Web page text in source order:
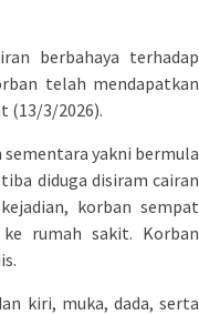
berbahaya terhadap
telah mendapatkan
(13/3/2026).
yakni bermula
diduga disiram cairan
korban sempat
rumah sakit. Korban
kiri, muka, dada, serta